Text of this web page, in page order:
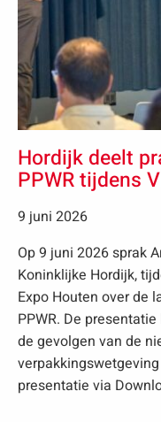
Hordijk deelt
PPWR tijdens
9 juni 2026
Op 9 juni 2026 sprak
Koninklijke Hordijk,
Expo Houten over de
PPWR. De
de gevolgen van de
presentatie via